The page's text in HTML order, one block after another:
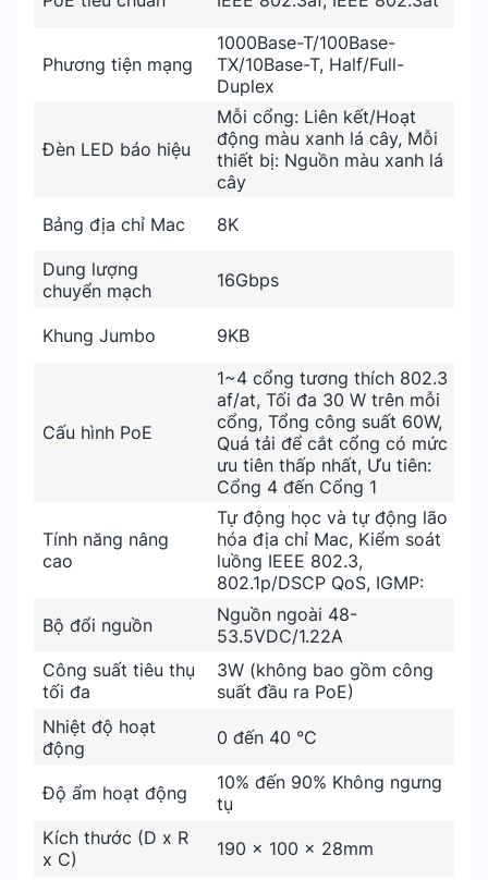
Phương tiện mạng
1000Base-T/100Base-
TX/10Base-T, Half/Full-
Duplex
Đèn LED báo hiệu
Mỗi cổng: Liên kết/Hoạt
động màu xanh lá cây, Mỗi
thiết bị: Nguồn màu xanh lá
cây
Bảng địa chỉ Mac
8K
Dung lượng
chuyển mạch
16Gbps
Khung Jumbo 9KB
Cấu hình PoE
1~4 cổng tương thích 802.3
af/at, Tối đa 30 W trên mỗi
cổng, Tổng công suất 60W,
Quá tải để cắt cổng có mức
ưu tiên thấp nhất, Ưu tiên:
Cổng 4 đến Cổng 1
Tính năng nâng
cao
Tự động học và tự động lão
hóa địa chỉ Mac, Kiểm soát
luồng IEEE 802.3,
802.1p/DSCP QoS, IGMP:
Bộ đổi nguồn
Nguồn ngoài 48-
53.5VDC/1.22A
Công suất tiêu thụ
tối đa
3W (không bao gồm công
suất đầu ra PoE)
Nhiệt độ hoạt
động
0 đến 40 °C
Độ ẩm hoạt động
10% đến 90% Không ngưng
tụ
Kích thước (D x R
x C)
190 x 100 x 28mm